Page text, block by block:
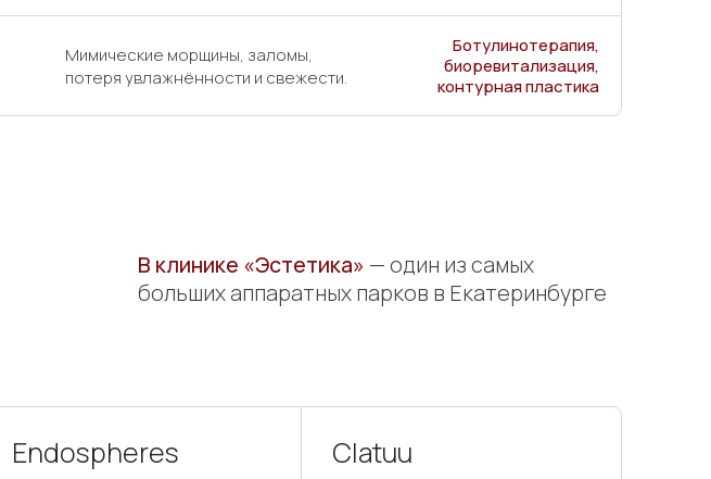
Мимические морщины, заломы,
потеря увлажнённости и свежести.
Ботулинотерапия,
биоревитализация,
контурная пластика
В клинике «Эстетика» — один из самых
больших аппаратных парков в Екатеринбурге
Endospheres Clatuu